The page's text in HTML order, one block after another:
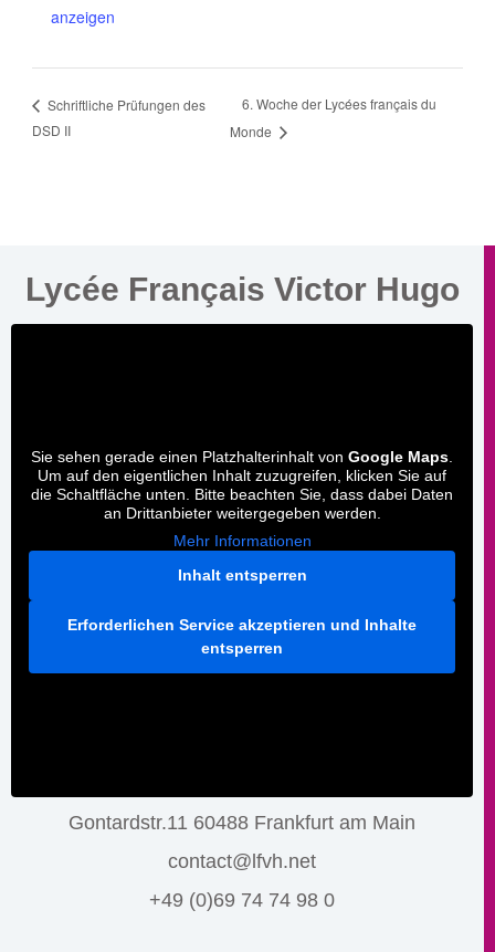
anzeigen
Schriftliche Prüfungen des
DSD II
6. Woche der Lycées français du
Monde
Lycée Français Victor Hugo
Sie sehen gerade einen Platzhalterinhalt von Google Maps
Um auf den eigentlichen Inhalt zuzugreifen, klicken Sie auf
die Schaltfläche unten. Bitte beachten Sie, dass dabei Daten
an Drittanbieter weitergegeben werden.
Mehr Informationen
Inhalt entsperren
Erforderlichen Service akzeptieren und Inhalte
entsperren
Gontardstr.11 60488 Frankfurt am Main
contact@lfvh.net
+49 (0)69 74 74 98 0